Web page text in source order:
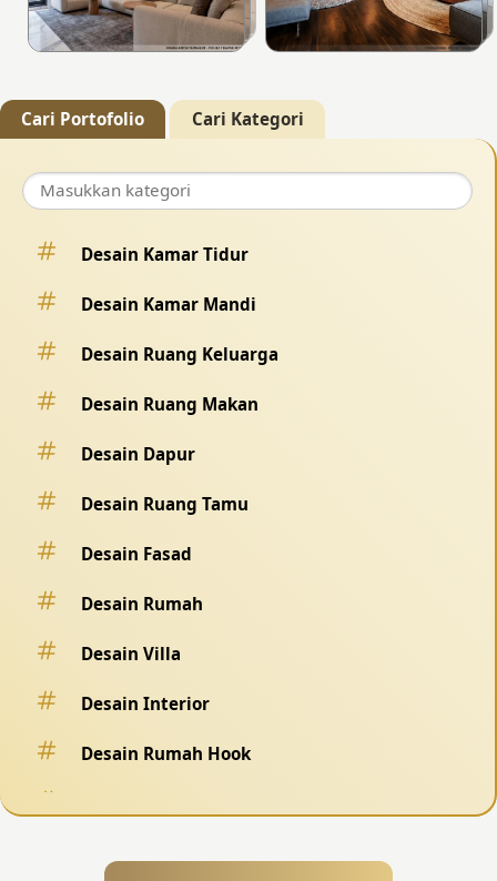
Cari Portofolio Cari Kategori
Desain Kamar Tidur
Desain Kamar Mandi
Desain Ruang Keluarga
Desain Ruang Makan
Desain Dapur
Desain Ruang Tamu
Desain Fasad
Desain Rumah
Desain Villa
Desain Interior
Desain Rumah Hook